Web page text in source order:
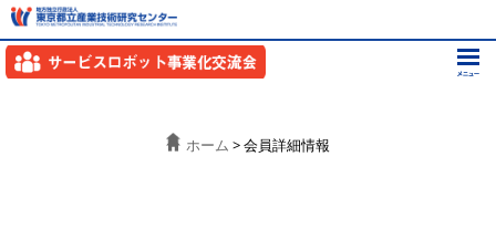
ホーム > 会員詳細情報